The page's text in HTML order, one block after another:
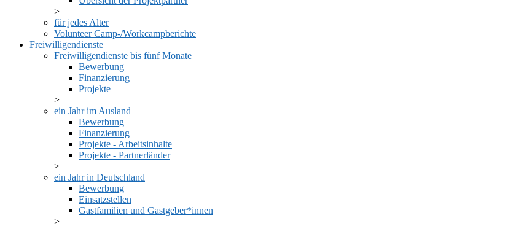
für jedes Alter
Volunteer Camp-/Workcampberichte
Freiwilligendienste
Freiwilligendienste bis fünf Monate
Bewerbung
Finanzierung
Projekte
ein Jahr im Ausland
Bewerbung
Finanzierung
Projekte - Arbeitsinhalte
Projekte - Partnerländer
ein Jahr in Deutschland
Bewerbung
Einsatzstellen
Gastfamilien und Gastgeber*innen